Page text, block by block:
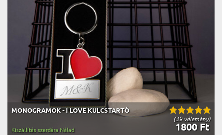
(39 vélemény)
MONOGRAMOK - I LOVE KULCSTARTÓ
1800 Ft
Kiszállítás szerdára Nálad